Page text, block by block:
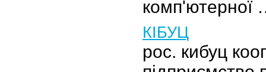
комп'ютерної
КІБУЦ
рос. кибуц